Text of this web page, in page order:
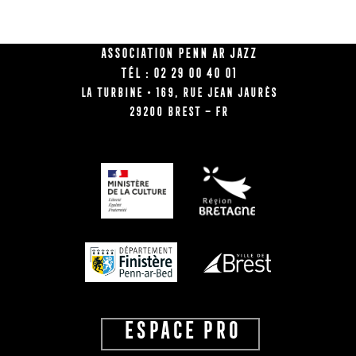
Association Penn Ar Jazz
Tél : 02 29 00 40 01
La Turbine • 169, rue Jean Jaurès
29200 BREST – FR
ESPACE PRO